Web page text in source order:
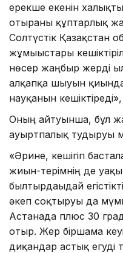
ерекше екенін
отырғаны құптарлық
Солтүстік Қазақстан
жұмыыстары
нөсер жаңбыр жерді
алқапқа шығуын
науқанын
Оның айтуынша, бұл
ауыртпалық тудыруы
«Әрине, кешігіп
жиын-терімнің де
былтырдағыдай
әкеп соқтыруы да
Астанада плюс 30
отыр. Жер біршама
диқандар астық егуді